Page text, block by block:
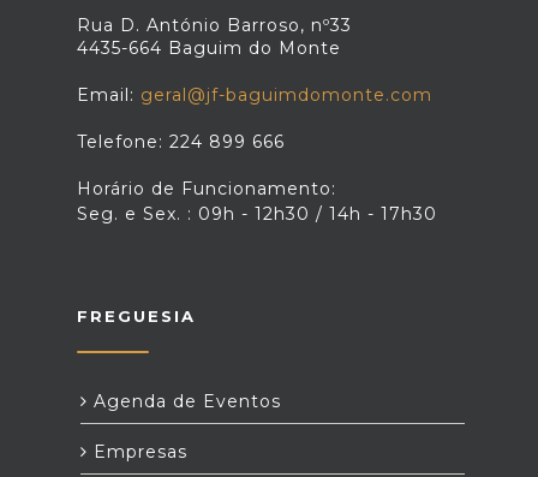
Rua D. António Barroso, nº33
4435-664 Baguim do Monte
Email: geral@jf-baguimdomonte.com
Telefone: 224 899 666
Horário de Funcionamento:
Seg. e Sex. : 09h - 12h30 / 14h - 17h30
FREGUESIA
Agenda de Eventos
Empresas